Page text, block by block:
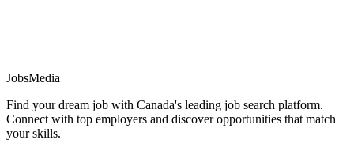
JobsMedia
Find your dream job with Canada's leading job search platform.
Connect with top employers and discover opportunities that match
your skills.